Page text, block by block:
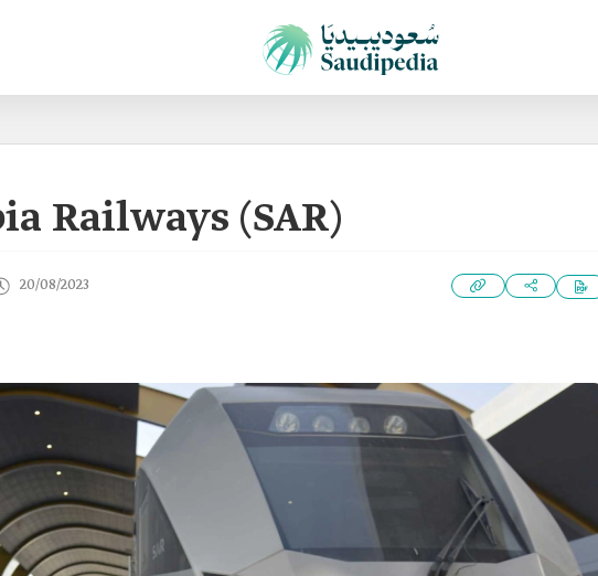
Railways (SAR)
20/08/2023